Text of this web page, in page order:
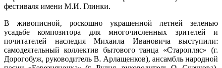
фестиваля имени М.И. Глинки.
В живописной, роскошно украшенной летней зеленью
усадьбе композитора для многочисленных зрителей и
почитателей наследия Михаила Ивановича выступили:
самодеятельный коллектив бытового танца «Старопляс» (г.
Дорогобуж, руководитель В. Арлащенков), ансамбль народной